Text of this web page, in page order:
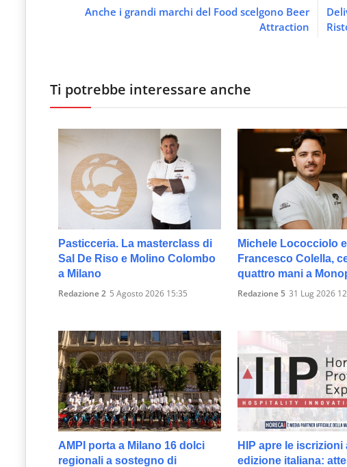
Anche i grandi marchi del Food scelgono Beer
Attraction
Ti potrebbe interessare anche
Pasticceria. La masterclass di
Sal De Riso e Molino Colombo
a Milano
Redazione 2 5 Agosto 2026 15:35
Michele Lococciolo e
Francesco Colella,
quattro mani a
Redazione 5 31 Lug 2026
AMPI porta a Milano 16 dolci
regionali a sostegno di
HIP apre le iscrizioni
edizione italiana: